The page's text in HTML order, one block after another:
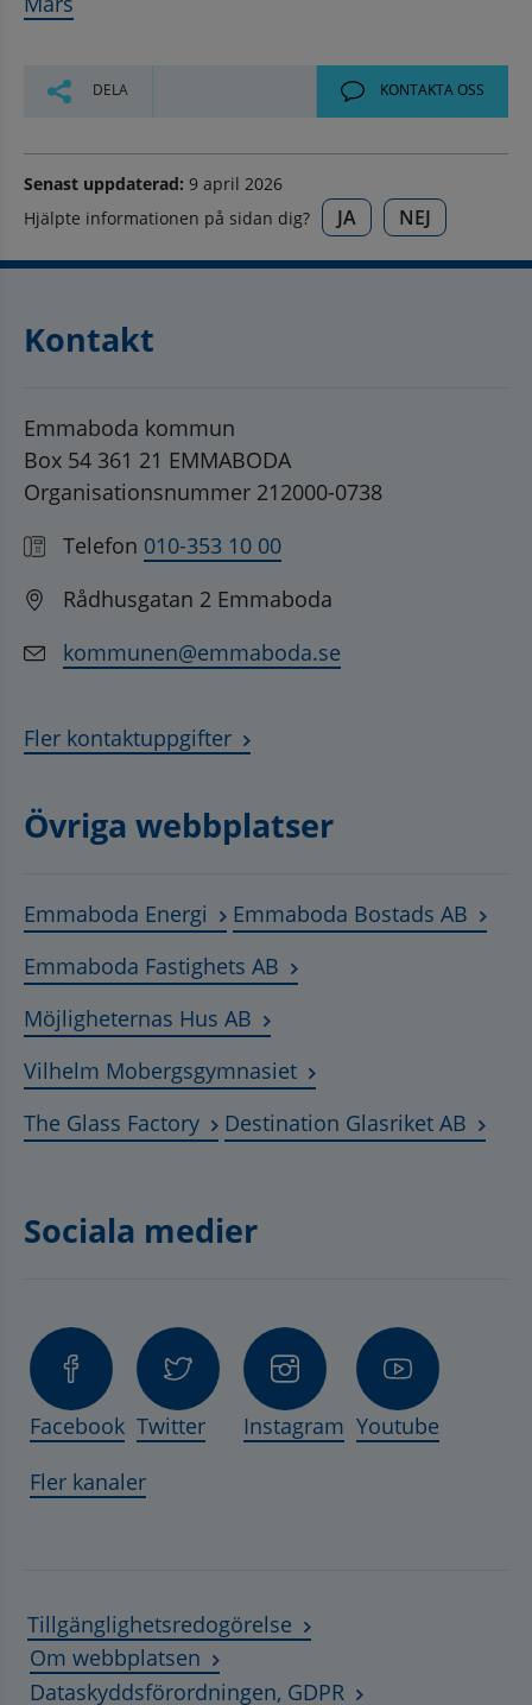
DELA KONTAKTA OSS
Senast uppdaterad: 9 april 2026
Hjälpte informationen på sidan dig?
JA NEJ
Kontakt
Emmaboda kommun
Box 54 361 21 EMMABODA
Organisationsnummer 212000-0738
Telefon 010-353 10 00
Rådhusgatan 2 Emmaboda
kommunen@emmaboda.se
Fler kontaktuppgifter
Övriga webbplatser
Emmaboda Energi Länk till annan webbplats,
Emmaboda Bostads AB
Emmaboda Fastighets AB Länk till annan
Möjligheternas Hus AB Länk till annan webbplats,
Vilhelm MobergsgymnasietLänk till annan
The Glass FactoryLänk till annan webbplats,
Destination Glasriket AB
Sociala medier
Facebook Twitter Instagram Youtube
Fler kanaler
Tillgänglighetsredogörelse
Om webbplatsen
Dataskyddsförordningen, GDPR